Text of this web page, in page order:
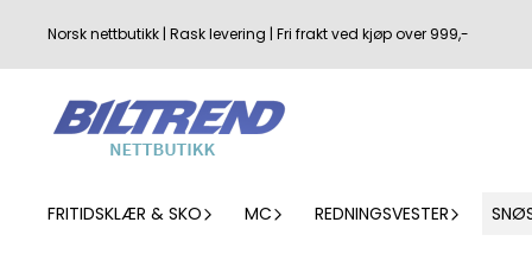
Hopp til innhold
Norsk nettbutikk | Rask levering | Fri frakt ved kjøp over 999,-
FRITIDSKLÆR & SKO MC REDNINGSVESTER